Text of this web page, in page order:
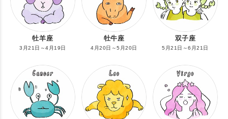
牡羊座
3月21日～4月19日
牡牛座
4月20日～5月20日
双子座
5月21日～6月21日